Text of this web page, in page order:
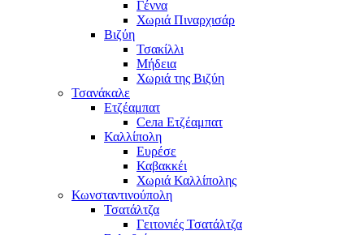
Γέννα
Χωριά Πιναρχισάρ
Βιζύη
Τσακίλλι
Μήδεια
Χωριά της Βιζύη
Τσανάκαλε
Ετζέαμπατ
Села Ετζέαμπατ
Καλλίπολη
Ευρέσε
Καβακκέι
Χωριά Καλλίπολης
Κωνσταντινούπολη
Τσατάλτζα
Γειτονιές Τσατάλτζα